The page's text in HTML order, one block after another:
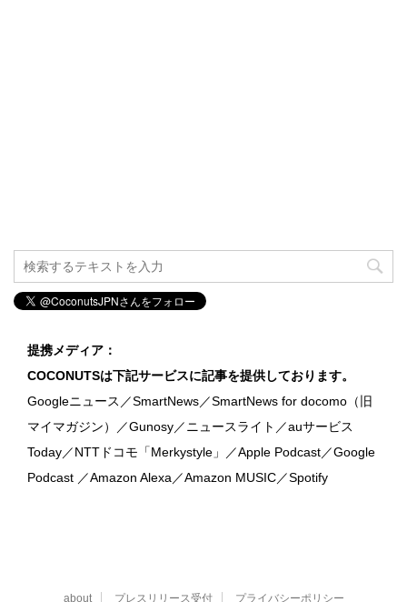
提携メディア：
COCONUTSは下記サービスに記事を提供しております。
Googleニュース／SmartNews／SmartNews for docomo（旧
マイマガジン）／Gunosy／ニュースライト／auサービス
Today／NTTドコモ「Merkystyle」／Apple Podcast／Google
Podcast ／Amazon Alexa／Amazon MUSIC／Spotify
about プレスリリース受付 プライバシーポリシー